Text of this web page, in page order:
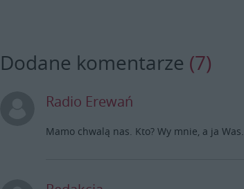
Dodane komentarze (7)
Radio Erewań
Mamo chwalą nas. Kto? Wy mnie, a ja Was.